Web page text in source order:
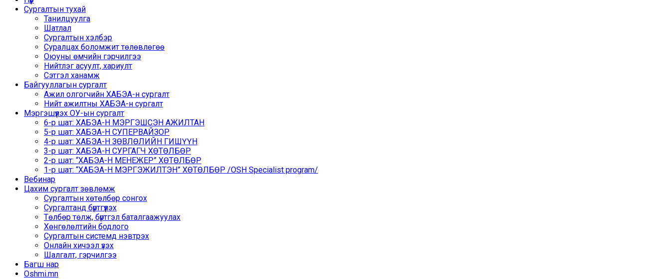
Сургалтын тухай
Танилцуулга
Шатлал
Сургалтын хэлбэр
Суралцах боломжит төлөвлөгөө
Оюуны өмчийн гэрчилгээ
Нийтлэг асуулт, хариулт
Сэтгэл ханамж
Байгууллагын сургалт
Ажил олгогчийн ХАБЭА-н сургалт
Нийт ажилтны ХАБЭА-н сургалт
Мэргэшүүлэх ОУ-ын сургалт
6-р шат: ХАБЭА-Н МЭРГЭШСЭН АЖИЛТАН
5-р шат: ХАБЭА-Н СУПЕРВАЙЗОР
4-р шат: ХАБЭА-Н ЗӨВЛӨЛИЙН ГИШҮҮН
3-р шат: ХАБЭА-Н СУРГАГЧ ХӨТӨЛБӨР
2-р шат: “ХАБЭА-Н МЕНЕЖЕР” ХӨТӨЛБӨР
1-р шат: “ХАБЭА-Н МЭРГЭЖИЛТЭН” ХӨТӨЛБӨР /OSH Specialist program/
Вебинар
Цахим сургалт зөвлөмж
Сургалтын хөтөлбөр сонгох
Сургалтанд бүртгүүлэх
Төлбөр төлж, бүртгэл баталгаажуулах
Хөнгөлөлтийн бодлого
Сургалтын системд нэвтрэх
Онлайн хичээл үзэх
Шалгалт, гэрчилгээ
Багш нар
Oshmi.mn